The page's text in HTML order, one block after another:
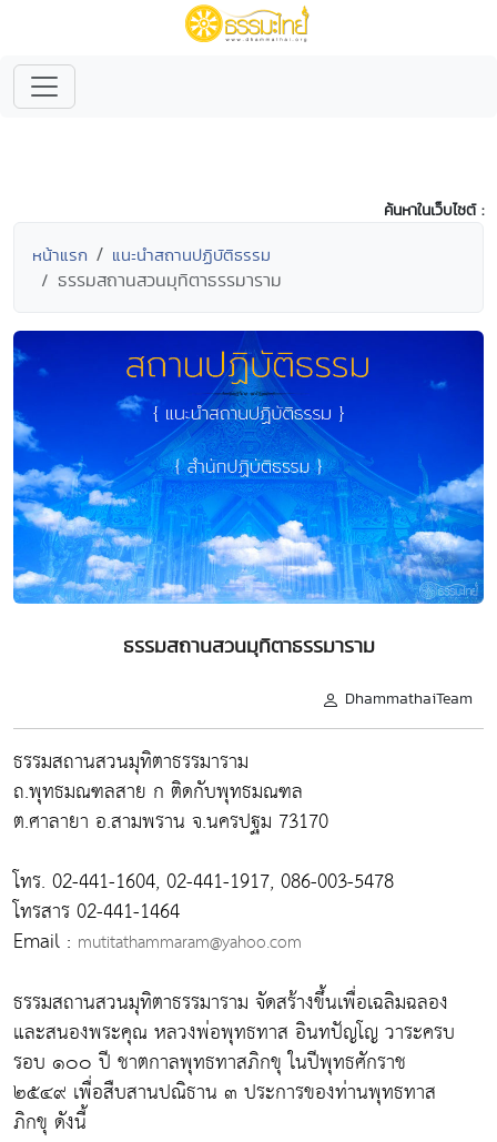
ค้นหาในเว็บไซต์ :
หน้าแรก แนะนำสถานปฏิบัติธรรม
ธรรมสถานสวนมุทิตาธรรมาราม
ธรรมสถานสวนมุทิตาธรรมาราม
DhammathaiTeam
ธรรมสถานสวนมุทิตาธรรมาราม
ถ.พุทธมณฑลสาย ก ติดกับพุทธมณฑล
ต.ศาลายา อ.สามพราน จ.นครปฐม 73170
โทร. 02-441-1604, 02-441-1917, 086-003-5478
โทรสาร 02-441-1464
Email : mutitathammaram@yahoo.com
ธรรมสถานสวนมุทิตาธรรมาราม จัดสร้างขึ้นเพื่อเฉลิมฉลอง
และสนองพระคุณ หลวงพ่อพุทธทาส อินทปัญโญ วาระครบ
รอบ ๑๐๐ ปี ชาตกาลพุทธทาสภิกขุ ในปีพุทธศักราช
๒๕๔๙ เพื่อสืบสานปณิธาน ๓ ประการของท่านพุทธทาส
ภิกขุ ดังนี้